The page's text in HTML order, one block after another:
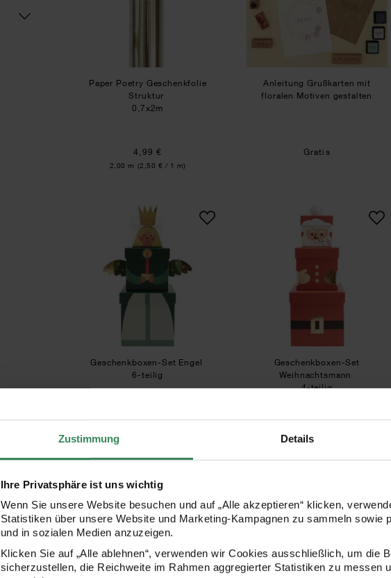
Zustimmung Details
Ihre Privatsphäre ist uns wichtig
Wenn Sie unsere Website besuchen und auf „Alle akzeptieren“ klicken,
Statistiken über unsere Website und Marketing-Kampagnen zu sammeln sowie
und in sozialen Medien anzuzeigen.
Klicken Sie auf „Alle ablehnen“, verwenden wir Cookies ausschließlich, um die
sicherzustellen, die Reichweite im Rahmen aggregierter Statistiken zu messen
Paper Poetry Geschenkfolie
Struktur
0,7x2m
4,99 €
Inhalt:
2,00 m (2,50 € / 1 m)
Anleitung Grußkarten mit
floralen Motiven gestalten
Gratis
Geschenkboxen-Set Engel
Geschenkboxen-Set Engel
6-teilig
Geschenkboxen-Set
Weihnachtsmann
4-teilig